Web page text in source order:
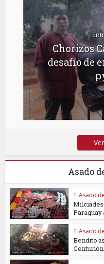
Chorizos
desafío de
Asado
El Asado
Milciades
Paraguay
El Asado
Bendito
Centurión